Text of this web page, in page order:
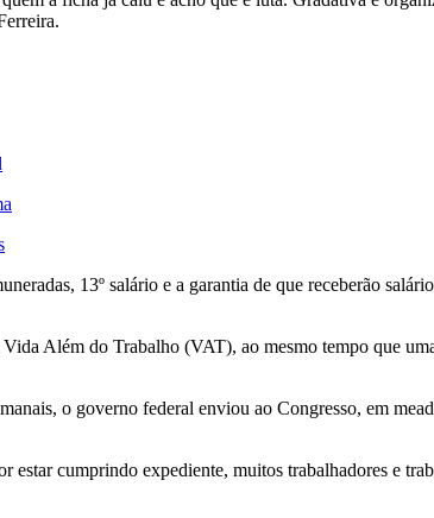
13º salário e a garantia de que receberão
Além do Trabalho (VAT), ao mesmo tempo que
o governo federal enviou ao Congresso, em
estar cumprindo expediente, muitos trabalhadores e